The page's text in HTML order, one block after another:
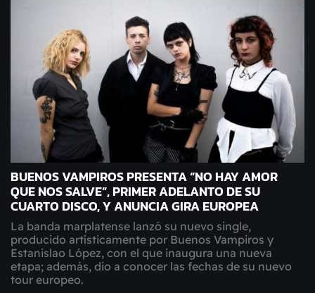
BUENOS VAMPIROS PRESENTA “NO HAY AMOR
QUE NOS SALVE”, PRIMER ADELANTO DE SU
CUARTO DISCO, Y ANUNCIA GIRA EUROPEA
La banda marplatense lanzó su nuevo single,
producido artísticamente por Buenos Vampiros y
Estanislao López, con el que inaugura una nueva
etapa; además, dio a conocer las fechas de su nuevo
tour europeo.